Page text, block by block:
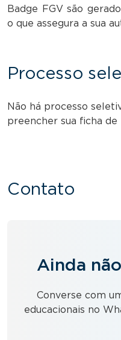
Badge FGV são
o que assegura a sua
Processo
Não há processo
preencher sua ficha de
Contato
Ainda
Converse com
educacionais no